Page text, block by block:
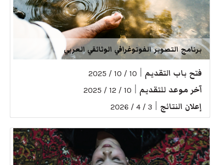
برنامج التصوير الفوتوغرافي الوثائقي العربي
فتح باب التقديم 10 / 10 / 2025
آخر موعد للتقديم 10 / 12 / 2025
إعلان النتائج 3 / 4 / 2026